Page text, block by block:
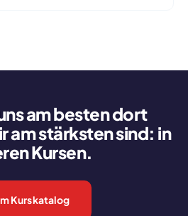
am besten dort
am stärksten sind: in
Kursen.
Kurskatalog